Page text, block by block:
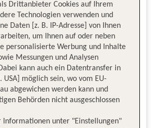
Drittanbieter Cookies auf Ihrem
Technologien verwenden und
Daten [z. B. IP-Adresse] von Ihnen
um Ihnen auf oder neben
personalisierte Werbung und Inhalte
Messungen und Analysen
kann auch ein Datentransfer in
USA] möglich sein, wo vom EU-
abgewichen werden kann und
Behörden nicht ausgeschlossen
Informationen unter "Einstellungen"